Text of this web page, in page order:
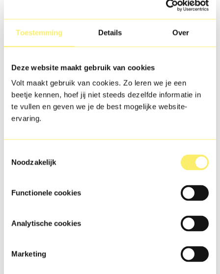
Toestemming Details Over
Deze website maakt gebruik van cookies
Volt maakt gebruik van cookies. Zo leren we je een
beetje kennen, hoef jij niet steeds dezelfde informatie in
te vullen en geven we je de best mogelijke website-
ervaring.
Noodzakelijk
Functionele cookies
Analytische cookies
Marketing
Telefoonnummer
030-6702500
E-mailadres
info@volt.eu
Call me back by fax
E-mail